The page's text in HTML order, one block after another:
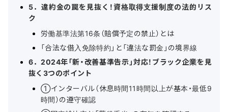
5．違約金の罠を見抜く！資格取得支援制度の法的リス
ク
労働基準法第16条（賠償予定の禁止）とは
「合法な借入免除特約」と「違法な罰金」の境界線
6．2024年「新・改善基準告示」対応！ブラック企業を見
抜く3つのポイント
①インターバル（休息時間11時間以上が基本・最低9
時間）の遵守確認